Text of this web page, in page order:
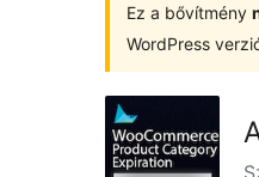
Ez a bővítmény
WordPress